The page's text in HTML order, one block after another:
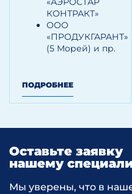
КОНТРАКТ»
ООО
«ПРОДУКГАРАНТ»
(5 Морей) и пр.
ПОДРОБНЕЕ
Оставьте заявку
нашему
Мы уверены, что в